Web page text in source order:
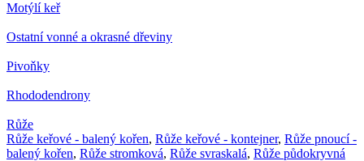
Motýlí keř
Ostatní vonné a okrasné dřeviny
Pivoňky
Rhododendrony
Růže
Růže keřové - balený kořen, Růže keřové - kontejner, Růže pnoucí -
balený kořen, Růže stromková, Růže svraskalá, Růže půdokryvná